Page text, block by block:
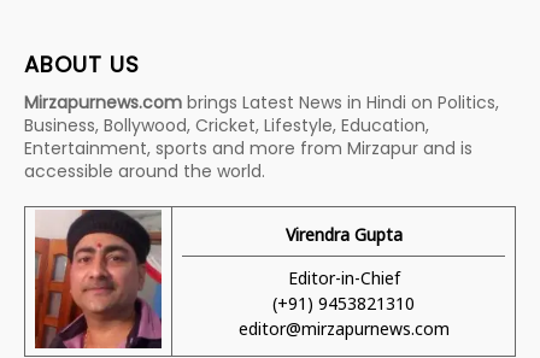
ABOUT US
Mirzapurnews.com brings Latest News in Hindi on Politics,
Business, Bollywood, Cricket, Lifestyle, Education,
Entertainment, sports and more from Mirzapur and is
accessible around the world.
Virendra Gupta
Editor-in-Chief
(+91) 9453821310
editor@mirzapurnews.com